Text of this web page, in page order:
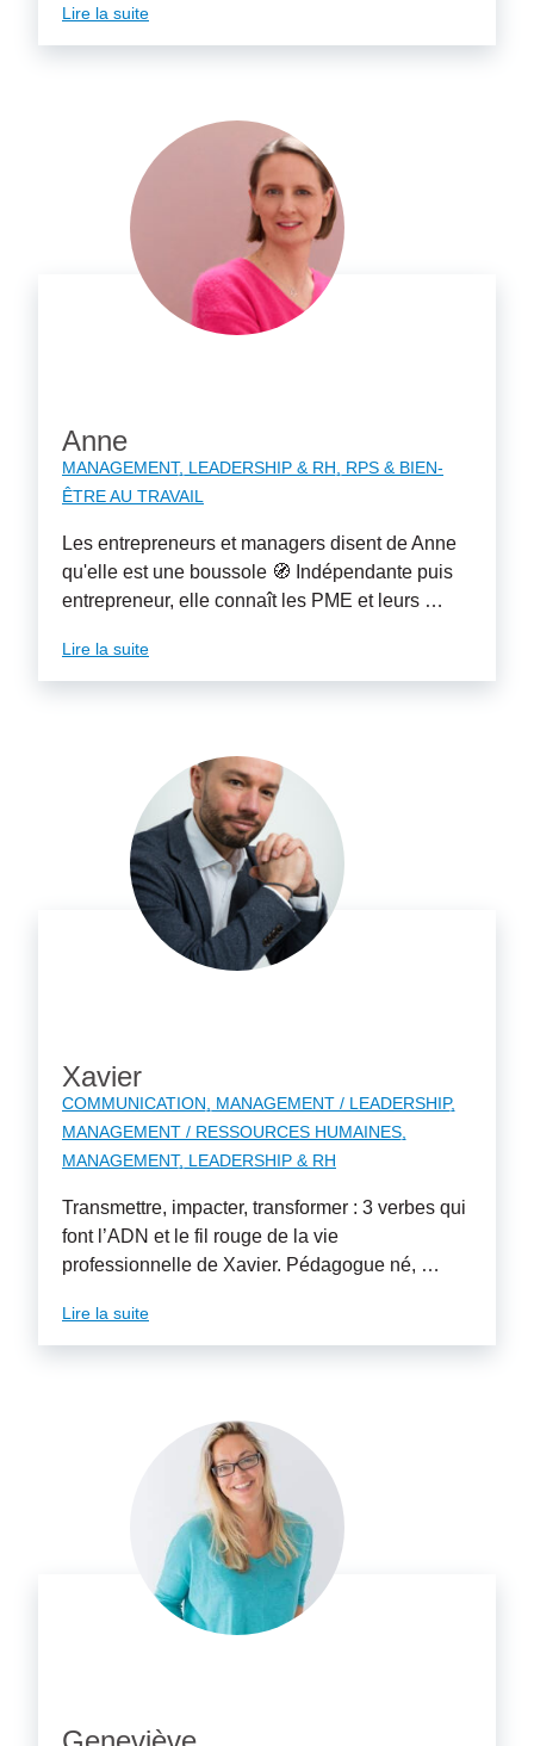
Lire la suite
Anne
MANAGEMENT, LEADERSHIP & RH
RPS & BIEN-
ÊTRE AU TRAVAIL
Les entrepreneurs et managers disent de Anne
qu'elle est une boussole 🧭 Indépendante puis
entrepreneur, elle connaît les PME et leurs …
Lire la suite
Xavier
COMMUNICATION
MANAGEMENT / LEADERSHIP
MANAGEMENT / RESSOURCES HUMAINES
MANAGEMENT, LEADERSHIP & RH
Transmettre, impacter, transformer : 3 verbes qui
font l’ADN et le fil rouge de la vie
professionnelle de Xavier. Pédagogue né, …
Lire la suite